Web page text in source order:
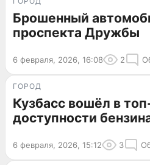
Брошенный
проспекта Дружбы
6 февраля, 2026, 16:08 2
ГОРОД
Кузбасс вошёл в
доступности
6 февраля, 2026, 15:12 3